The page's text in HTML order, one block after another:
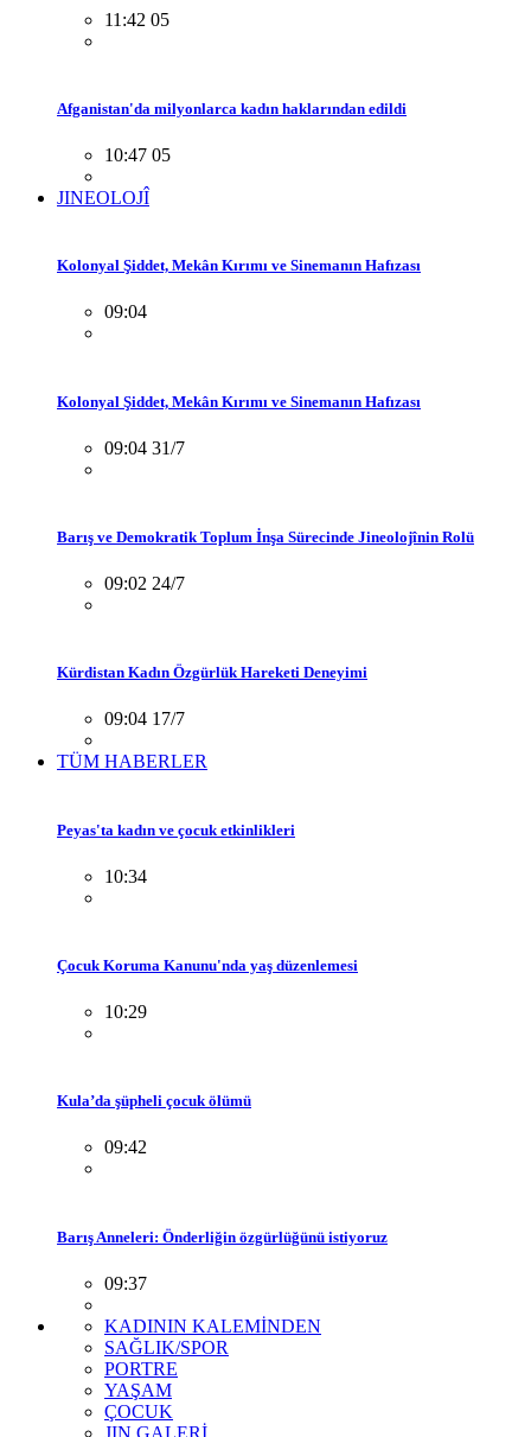
11:42 05
Afganistan'da milyonlarca kadın haklarından edildi
10:47 05
JINEOLOJÎ
Kolonyal Şiddet, Mekân Kırımı ve Sinemanın Hafızası
09:04
Kolonyal Şiddet, Mekân Kırımı ve Sinemanın Hafızası
09:04 31/7
Barış ve Demokratik Toplum İnşa Sürecinde Jineolojînin Rolü
09:02 24/7
Kürdistan Kadın Özgürlük Hareketi Deneyimi
09:04 17/7
TÜM HABERLER
Peyas'ta kadın ve çocuk etkinlikleri
10:34
Çocuk Koruma Kanunu'nda yaş düzenlemesi
10:29
Kula’da şüpheli çocuk ölümü
09:42
Barış Anneleri: Önderliğin özgürlüğünü istiyoruz
09:37
KADININ KALEMİNDEN
SAĞLIK/SPOR
PORTRE
YAŞAM
ÇOCUK
JIN GALERİ